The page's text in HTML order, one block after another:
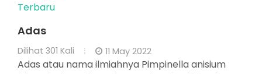
Terbaru
Adas
Dilihat 301 Kali 11 May 2022
Adas atau nama ilmiahnya Pimpinella anisium